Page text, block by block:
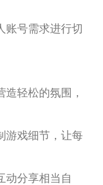
账号需求进行切
轻松的氛围，
游戏细节，让每
动分享相当自